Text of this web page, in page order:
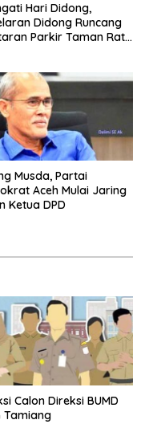
Hari Didong,
Didong Runcang
Parkir Taman Ratu
Musda, Partai
Aceh Mulai Jaring
Ketua DPD
Calon Direksi BUMD
Tamiang